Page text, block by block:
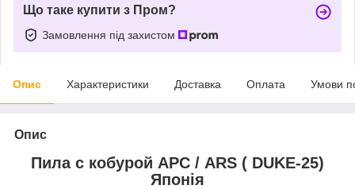
Що таке купити з Пром?
Замовлення під захистом
Опис Характеристики Доставка Оплата Умови
Опис
Пила с кобурой АРС / ARS ( DUKE-25)
Японія